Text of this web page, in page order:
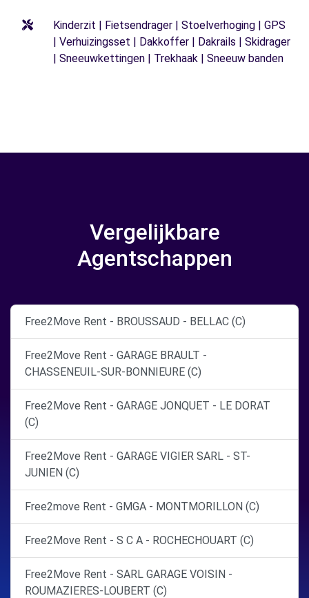
Kinderzit | Fietsendrager | Stoelverhoging | GPS
| Verhuizingsset | Dakkoffer | Dakrails | Skidrager
| Sneeuwkettingen | Trekhaak | Sneeuw banden
Vergelijkbare
Agentschappen
Free2Move Rent - BROUSSAUD - BELLAC (C)
Free2Move Rent - GARAGE BRAULT -
CHASSENEUIL-SUR-BONNIEURE (C)
Free2Move Rent - GARAGE JONQUET - LE DORAT
(C)
Free2Move Rent - GARAGE VIGIER SARL - ST-
JUNIEN (C)
Free2move Rent - GMGA - MONTMORILLON (C)
Free2Move Rent - S C A - ROCHECHOUART (C)
Free2Move Rent - SARL GARAGE VOISIN -
ROUMAZIERES-LOUBERT (C)